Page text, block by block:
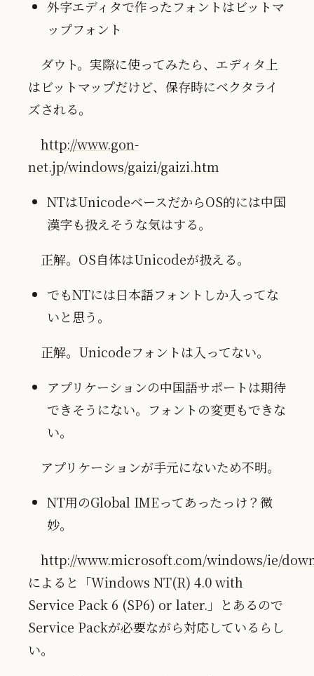
外字エディタで作ったフォントはビットマ
ップフォント
ダウト。実際に使ってみたら、エディタ上
はビットマップだけど、保存時にベクタライ
ズされる。
http://www.gon-
net.jp/windows/gaizi/gaizi.htm
NTはUnicodeベースだからOS的には中国
漢字も扱えそうな気はする。
正解。OS自体はUnicodeが扱える。
でもNTには日本語フォントしか入ってな
いと思う。
正解。Unicodeフォントは入ってない。
アプリケーションの中国語サポートは期待
できそうにない。フォントの変更もできな
い。
アプリケーションが手元にないため不明。
NT用のGlobal IMEってあったっけ？微
妙。
http://www.microsoft.com/windows/ie/
によると「Windows NT(R) 4.0 with
Service Pack 6 (SP6) or later.」とあるので
Service Packが必要ながら対応しているらし
い。